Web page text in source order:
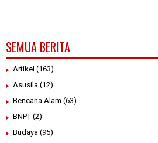
SEMUA BERITA
Artikel (163)
Asusila (12)
Bencana Alam (63)
BNPT (2)
Budaya (95)